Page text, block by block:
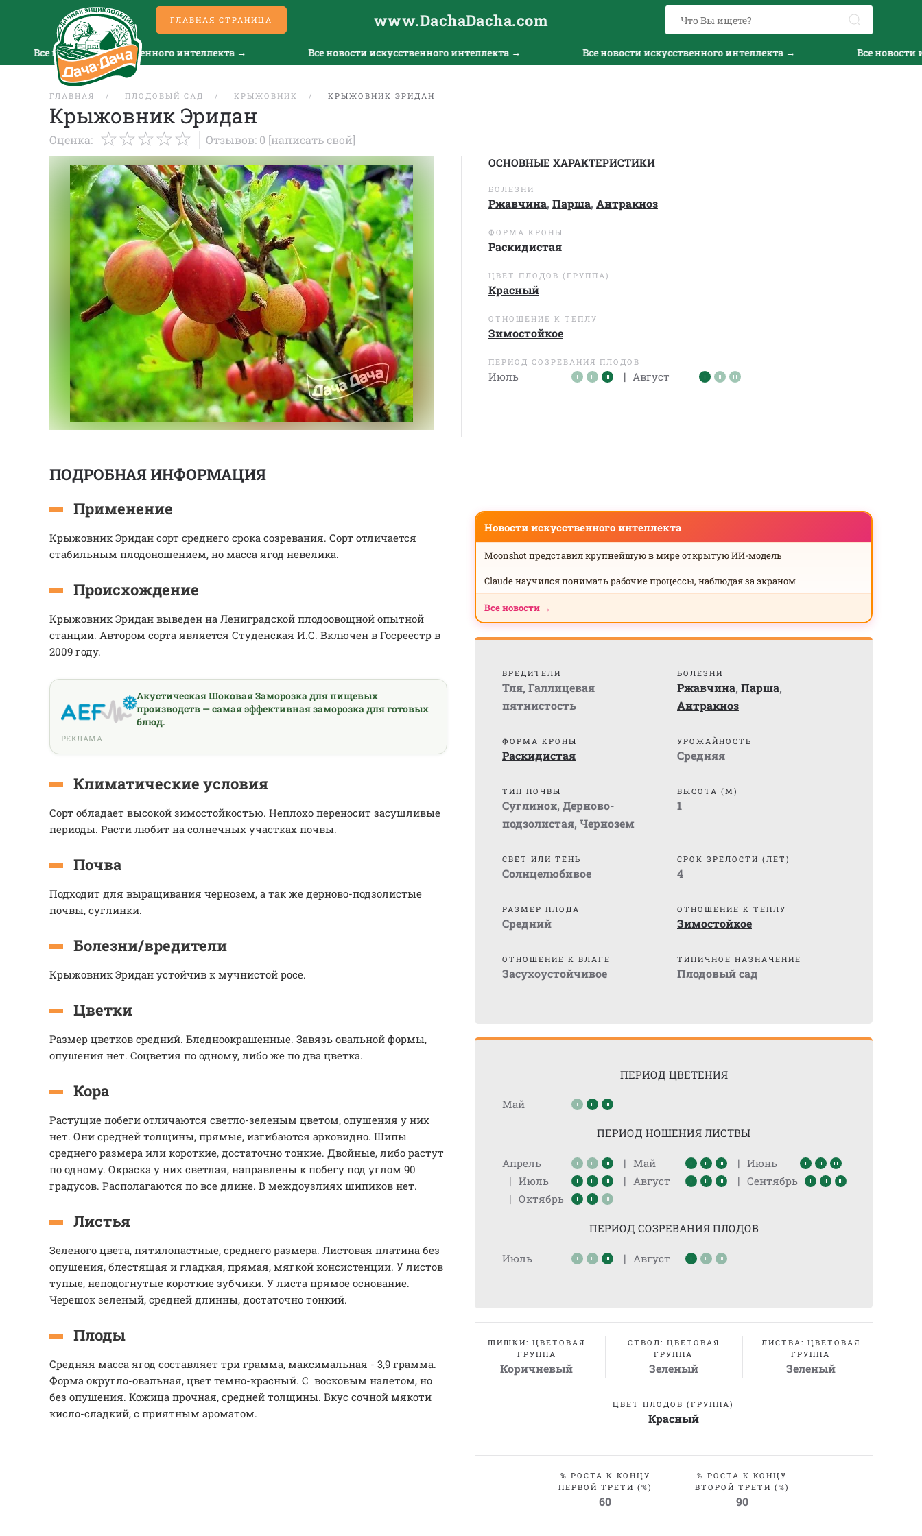
ГЛАВНАЯ СТРАНИЦА www.DachaDacha.com
Все новости искусственного интеллекта → Все новости искусственного интеллекта → Все новости искусственного интеллекта → Все новости
ГЛАВНАЯ ПЛОДОВЫЙ САД КРЫЖОВНИК КРЫЖОВНИК ЭРИДАН
Крыжовник Эридан
Оценка: Отзывов: 0 [написать свой]
ОСНОВНЫЕ ХАРАКТЕРИСТИКИ
БОЛЕЗНИ
Ржавчина, Парша, Антракноз
ФОРМА КРОНЫ
Раскидистая
ЦВЕТ ПЛОДОВ (ГРУППА)
Красный
ОТНОШЕНИЕ К ТЕПЛУ
Зимостойкое
ПЕРИОД СОЗРЕВАНИЯ ПЛОДОВ
Июль | Август
ПОДРОБНАЯ ИНФОРМАЦИЯ
Применение
Крыжовник Эридан сорт среднего срока созревания. Сорт отличается
стабильным плодоношением, но масса ягод невелика.
Происхождение
Крыжовник Эридан выведен на Лениградской плодоовощной опытной
станции. Автором сорта является Студенская И.С. Включен в Госреестр в
2009 году.
Акустическая Шоковая Заморозка для пищевых
производств — самая эффективная заморозка для готовых
блюд.
РЕКЛАМА
Климатические условия
Сорт обладает высокой зимостойкостью. Неплохо переносит засушливые
периоды. Расти любит на солнечных участках почвы.
Почва
Подходит для выращивания чернозем, а так же дерново-подзолистые
почвы, суглинки.
Болезни/вредители
Крыжовник Эридан устойчив к мучнистой росе.
Цветки
Размер цветков средний. Бледноокрашенные. Завязь овальной формы,
опушения нет. Соцветия по одному, либо же по два цветка.
Кора
Растущие побеги отличаются светло-зеленым цветом, опушения у них
нет. Они средней толщины, прямые, изгибаются арковидно. Шипы
среднего размера или короткие, достаточно тонкие. Двойные, либо растут
по одному. Окраска у них светлая, направлены к побегу под углом 90
градусов. Располагаются по все длине. В междоузлиях шипиков нет.
Листья
Зеленого цвета, пятилопастные, среднего размера. Листовая платина без
опушения, блестящая и гладкая, прямая, мягкой консистенции. У листов
тупые, неподогнутые короткие зубчики. У листа прямое основание.
Черешок зеленый, средней длинны, достаточно тонкий.
Плоды
Средняя масса ягод составляет три грамма, максимальная - 3,9 грамма.
Форма округло-овальная, цвет темно-красный. С восковым налетом, но
без опушения. Кожица прочная, средней толщины. Вкус сочной мякоти
кисло-сладкий, с приятным ароматом.
Новости искусственного интеллекта
Moonshot представил крупнейшую в мире открытую ИИ-модель
Claude научился понимать рабочие процессы, наблюдая за экраном
Все новости →
ВРЕДИТЕЛИ
Тля, Галлицевая
пятнистость
БОЛЕЗНИ
Ржавчина, Парша,
Антракноз
ФОРМА КРОНЫ
Раскидистая
УРОЖАЙНОСТЬ
Средняя
ТИП ПОЧВЫ
Суглинок, Дерново-
подзолистая, Чернозем
ВЫСОТА (М)
1
СВЕТ ИЛИ ТЕНЬ
Солнцелюбивое
СРОК ЗРЕЛОСТИ (ЛЕТ)
4
РАЗМЕР ПЛОДА
Средний
ОТНОШЕНИЕ К ТЕПЛУ
Зимостойкое
ОТНОШЕНИЕ К ВЛАГЕ
Засухоустойчивое
ТИПИЧНОЕ НАЗНАЧЕНИЕ
Плодовый сад
ПЕРИОД ЦВЕТЕНИЯ
Май
ПЕРИОД НОШЕНИЯ ЛИСТВЫ
Апрель | Май | Июнь
| Июль | Август | Сентябрь
| Октябрь
ПЕРИОД СОЗРЕВАНИЯ ПЛОДОВ
Июль | Август
ШИШКИ: ЦВЕТОВАЯ
ГРУППА
Коричневый
СТВОЛ: ЦВЕТОВАЯ
ГРУППА
Зеленый
ЛИСТВА: ЦВЕТОВАЯ
ГРУППА
Зеленый
ЦВЕТ ПЛОДОВ (ГРУППА)
Красный
% РОСТА К КОНЦУ
ПЕРВОЙ ТРЕТИ (%)
60
% РОСТА К КОНЦУ
ВТОРОЙ ТРЕТИ (%)
90